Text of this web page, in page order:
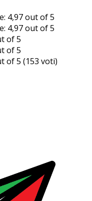
(153 voti)